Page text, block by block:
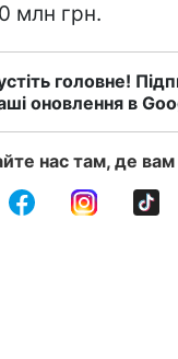
млн грн.
головне!
оновлення в
нас там, де вам